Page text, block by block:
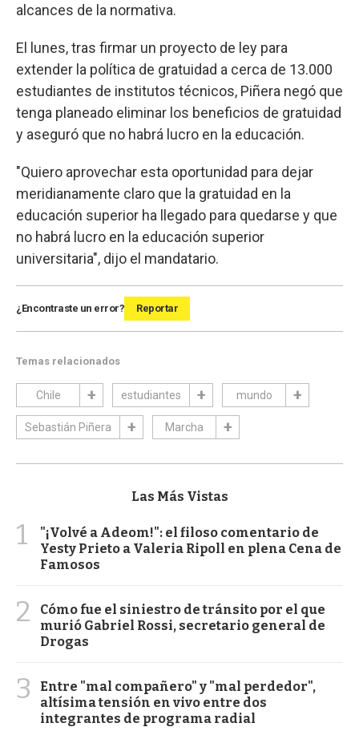
alcances de la normativa.
El lunes, tras firmar un proyecto de ley para
extender la política de gratuidad a cerca de 13.000
estudiantes de institutos técnicos, Piñera negó que
tenga planeado eliminar los beneficios de gratuidad
y aseguró que no habrá lucro en la educación.
"Quiero aprovechar esta oportunidad para dejar
meridianamente claro que la gratuidad en la
educación superior ha llegado para quedarse y que
no habrá lucro en la educación superior
universitaria", dijo el mandatario.
¿Encontraste un error? Reportar
Temas relacionados
Chile estudiantes mundo
Sebastián Piñera Marcha
Las Más Vistas
1
"¡Volvé a Adeom!": el filoso comentario de
Yesty Prieto a Valeria Ripoll en plena Cena de
Famosos
2
Cómo fue el siniestro de tránsito por el que
murió Gabriel Rossi, secretario general de
Drogas
3
Entre "mal compañero" y "mal perdedor",
altísima tensión en vivo entre dos
integrantes de programa radial